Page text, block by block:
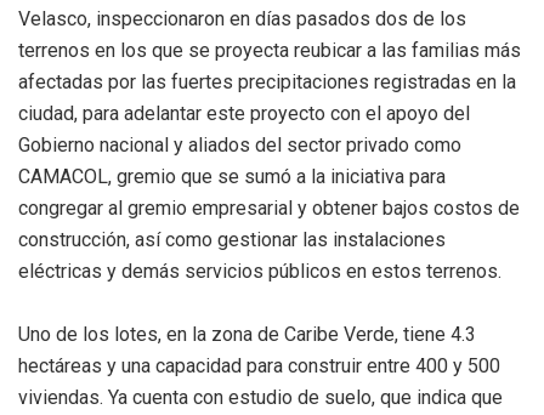
Velasco, inspeccionaron en días pasados dos de los
terrenos en los que se proyecta reubicar a las familias más
afectadas por las fuertes precipitaciones registradas en la
ciudad, para adelantar este proyecto con el apoyo del
Gobierno nacional y aliados del sector privado como
CAMACOL, gremio que se sumó a la iniciativa para
congregar al gremio empresarial y obtener bajos costos de
construcción, así como gestionar las instalaciones
eléctricas y demás servicios públicos en estos terrenos.
Uno de los lotes, en la zona de Caribe Verde, tiene 4.3
hectáreas y una capacidad para construir entre 400 y 500
viviendas. Ya cuenta con estudio de suelo, que indica que